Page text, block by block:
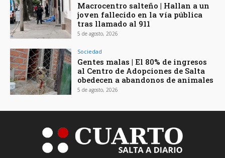
Macrocentro salteño | Hallan a un
joven fallecido en la vía pública
tras llamado al 911
5 de agosto, 2026
Sociedad
Gentes malas | El 80% de ingresos
al Centro de Adopciones de Salta
obedecen a abandonos de animales
5 de agosto, 2026